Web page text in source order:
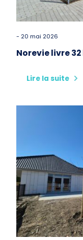
- 20 mai 2026
Norevie livre
Lire la suite